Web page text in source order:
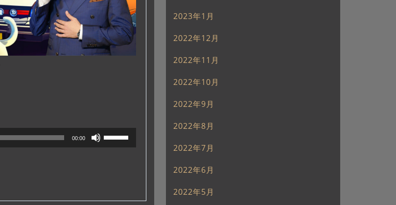
00:00
2023年1月
2022年12月
2022年11月
2022年10月
2022年9月
2022年8月
2022年7月
2022年6月
2022年5月